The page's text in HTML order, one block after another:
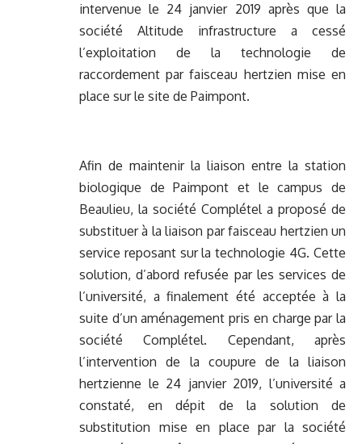
intervenue le 24 janvier 2019 après que la
société Altitude infrastructure a cessé
l’exploitation de la technologie de
raccordement par faisceau hertzien mise en
place sur le site de Paimpont.
Afin de maintenir la liaison entre la station
biologique de Paimpont et le campus de
Beaulieu, la société Complétel a proposé de
substituer à la liaison par faisceau hertzien un
service reposant sur la technologie 4G. Cette
solution, d’abord refusée par les services de
l’université, a finalement été acceptée à la
suite d’un aménagement pris en charge par la
société Complétel. Cependant, après
l’intervention de la coupure de la liaison
hertzienne le 24 janvier 2019, l’université a
constaté, en dépit de la solution de
substitution mise en place par la société